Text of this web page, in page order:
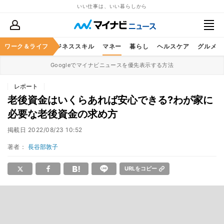
いい仕事は、いい暮らしから
ワーク＆ライフ
キャリア ビジネススキル マネー 暮らし ヘルスケア グルメ
Googleでマイナビニュースを優先表示する方法
レポート
老後資金はいくらあれば安心できる?わが家に
必要な老後資金の求め方
掲載日 2022/08/23 10:52
著者： 長谷部敦子
URLをコピー